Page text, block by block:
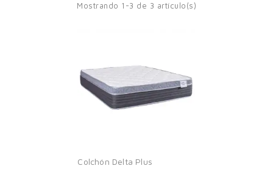
Mostrando 1-3 de 3 artículo(s)
Colchón Delta Plus